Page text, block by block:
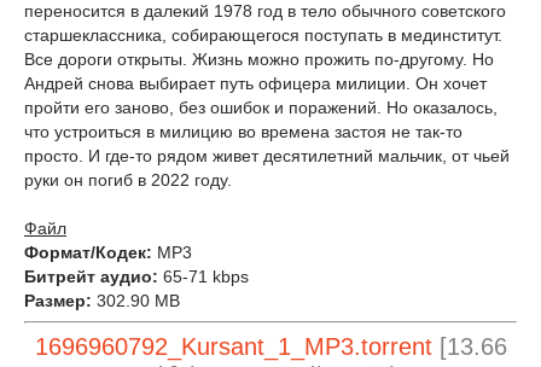
переносится в далекий 1978 год в тело обычного советского
старшеклассника, собирающегося поступать в мединститут.
Все дороги открыты. Жизнь можно прожить по-другому. Но
Андрей снова выбирает путь офицера милиции. Он хочет
пройти его заново, без ошибок и поражений. Но оказалось,
что устроиться в милицию во времена застоя не так-то
просто. И где-то рядом живет десятилетний мальчик, от чьей
руки он погиб в 2022 году.
Файл
Формат/Кодек: МР3
Битрейт аудио: 65-71 kbps
Размер: 302.90 MB
1696960792_Kursant_1_MP3.torrent[13.66